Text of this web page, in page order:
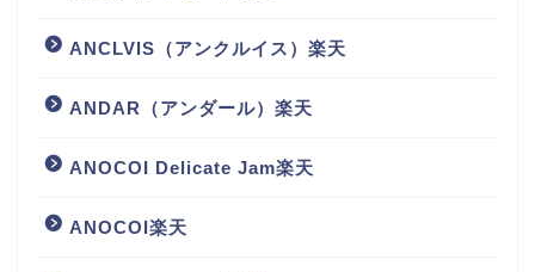
ANCLVIS（アンクルイス）楽天
ANDAR（アンダール）楽天
ANOCOI Delicate Jam楽天
ANOCOI楽天